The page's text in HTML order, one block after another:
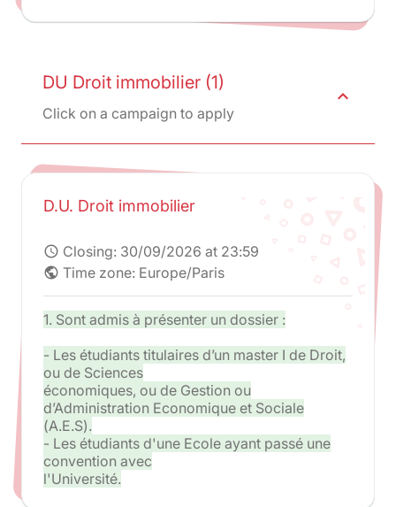
DU Droit immobilier (1)
Click on a campaign to apply
expand_less
D.U. Droit immobilier
schedule Closing: 30/09/2026 at 23:59
public Time zone: Europe/Paris
1. Sont admis à présenter un dossier :
- Les étudiants titulaires d’un master I de Droit,
ou de Sciences
économiques, ou de Gestion ou
d’Administration Economique et Sociale
(A.E.S).
- Les étudiants d'une Ecole ayant passé une
convention avec
l'Université.